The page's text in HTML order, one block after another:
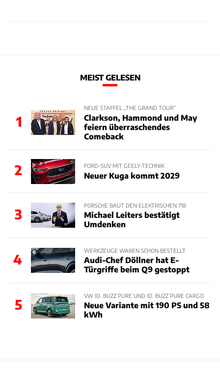
MEIST GELESEN
1
NEUE STAFFEL „THE GRAND TOUR“
Clarkson, Hammond und May
feiern überraschendes
Comeback
2 FORD-SUV MIT GEELY-TECHNIK
Neuer Kuga kommt 2029
3
PORSCHE BAUT DEN ELEKTRISCHEN 718
Michael Leiters bestätigt
Umdenken
4
WERKZEUGE WAREN SCHON BESTELLT
Audi-Chef Döllner hat E-
Türgriffe beim Q9 gestoppt
5
VW ID. BUZZ PURE UND ID. BUZZ PURE CARGO
Neue Variante mit 190 PS und 58
kWh